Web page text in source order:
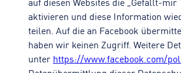
aktivieren und diese Information
teilen. Auf die an Facebook
haben wir keinen Zugriff. Weitere
unter https://www.facebook.com/